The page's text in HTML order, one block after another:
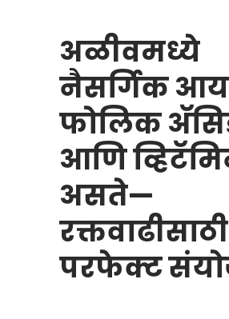
अळीवमध्ये
नैसर्गिक
फोलिक
आणि
असते—
रक्तवाढीसाठी
परफेक्ट